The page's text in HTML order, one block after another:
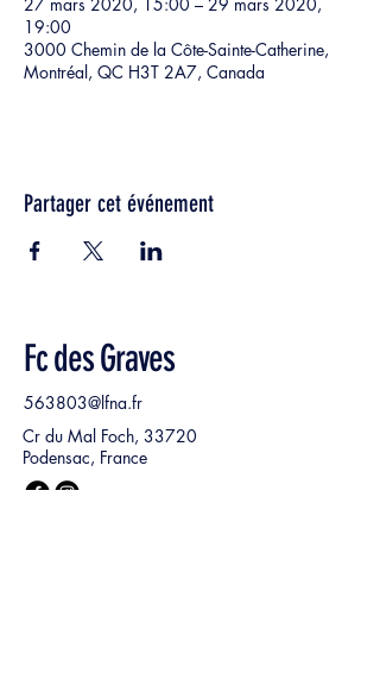
19:00
3000 Chemin de la Côte-Sainte-Catherine,
Montréal, QC H3T 2A7, Canada
Partager cet événement
Fc des Graves
563803@lfna.fr
Cr du Mal Foch, 33720
Podensac, France